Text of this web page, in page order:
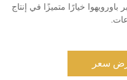
باورويهوا خيارًا متميزًا في إنتاج
سعر